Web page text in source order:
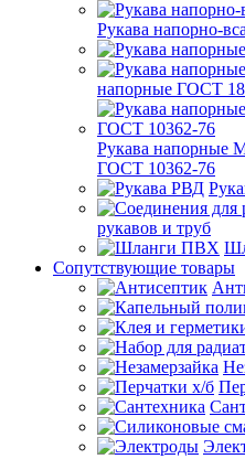
Рукава напорно-
напорные ГОСТ
Рукава напорные
ГОСТ 10362-76
рукавов и труб
Сопутствующие товары